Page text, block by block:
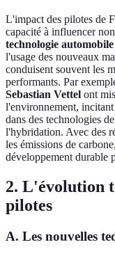
L'impact des pilotes de
capacité à influencer
technologie automobile
l'usage des nouveaux
conduisent souvent les
performants. Par
Sebastian Vettel ont
l'environnement,
dans des technologies
l'hybridation. Avec des
les émissions de
développement durable
2. L'évolution
pilotes
A. Les nouvelles